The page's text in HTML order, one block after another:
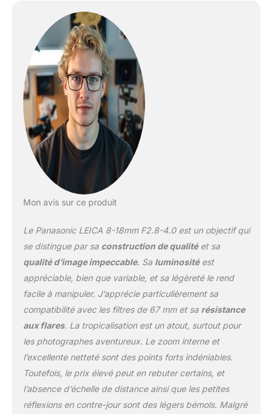
Mon avis sur ce produit
Le Panasonic LEICA 8-18mm F2.8-4.0 est un objectif qui
se distingue par sa construction de qualitéet sa
qualité d’image impeccable. Sa luminositéest
appréciable, bien que variable, et sa légèreté le rend
facile à manipuler. J’apprécie particulièrement sa
compatibilité avec les filtres de 67 mm et sa résistance
aux flares. La tropicalisation est un atout, surtout pour
les photographes aventureux. Le zoom interne et
l’excellente netteté sont des points forts indéniables.
Toutefois, le prix élevé peut en rebuter certains, et
l’absence d’échelle de distance ainsi que les petites
réflexions en contre-jour sont des légers bémols. Malgré